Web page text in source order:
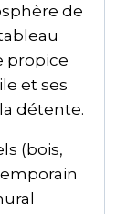
de
propice
et ses
détente.
(bois,